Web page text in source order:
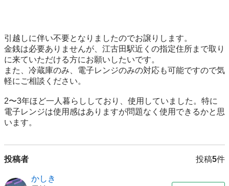
引越しに伴い不要となりましたのでお譲りします。
金銭は必要ありませんが、江古田駅近くの指定住所まで取り
に来ていただける方にお願いしたいです。
また、冷蔵庫のみ、電子レンジのみの対応も可能ですので気
軽にご相談ください。
2〜3年ほど一人暮らししており、使用していました。特に
電子レンジは使用感はありますが問題なく使用できるかと思
います。
投稿者 投稿5件
かしき